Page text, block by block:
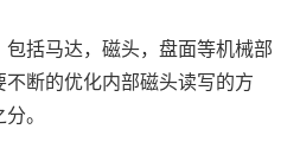
括马达，磁头，盘面等机械部
断的优化内部磁头读写的方
。